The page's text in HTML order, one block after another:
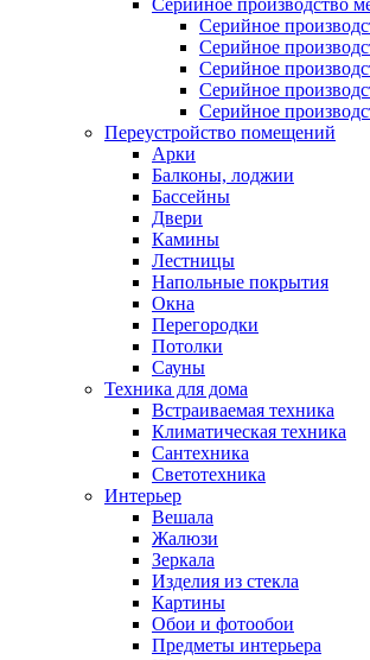
Серийное производство
Серийное
Серийное
Серийное
Серийное
Серийное
Переустройство помещений
Арки
Балконы, лоджии
Бассейны
Двери
Камины
Лестницы
Напольные покрытия
Окна
Перегородки
Потолки
Сауны
Техника для дома
Встраиваемая техника
Климатическая техника
Сантехника
Светотехника
Интерьер
Вешала
Жалюзи
Зеркала
Изделия из стекла
Картины
Обои и фотообои
Предметы интерьера